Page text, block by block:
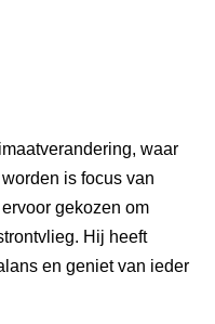
waar
is focus van
gekozen om
Hij heeft
en geniet van ieder